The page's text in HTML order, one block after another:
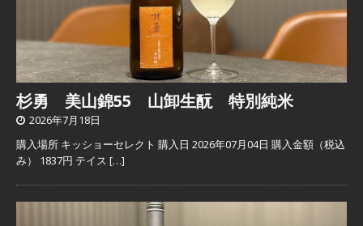
杉勇 美山錦55 山卸生酛 特別純米
2026年7月18日
購入場所 キッショーセレクト 購入日 2026年07月04日 購入金額（税込
み） 1837円 テイス […]